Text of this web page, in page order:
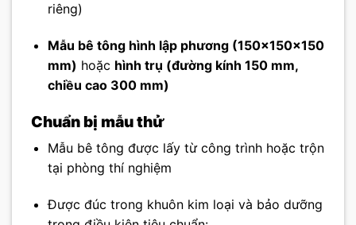
riêng)
Mẫu bê tông hình lập phương (150×150×150
mm) hoặc hình trụ (đường kính 150 mm,
chiều cao 300 mm)
Chuẩn bị mẫu thử
Mẫu bê tông được lấy từ công trình hoặc trộn
tại phòng thí nghiệm
Được đúc trong khuôn kim loại và bảo dưỡng